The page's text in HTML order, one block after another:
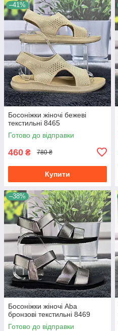
–41%
Босоніжки жіночі бежеві
текстильні 8465
Готово до відправки
460 ₴ 780 ₴
Купити
–38%
Босоніжки жіночі Aba
бронзові текстильні 8469
Готово до відправки